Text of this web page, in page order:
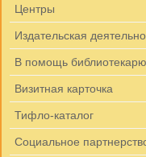
Центры
Издательская
В помощь библиотекарю
Визитная карточка
Тифло-каталог
Социальное